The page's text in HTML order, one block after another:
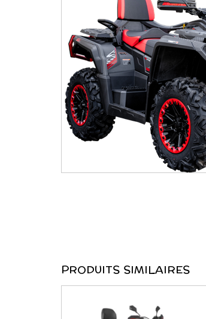
PRODUITS SIMILAIRES